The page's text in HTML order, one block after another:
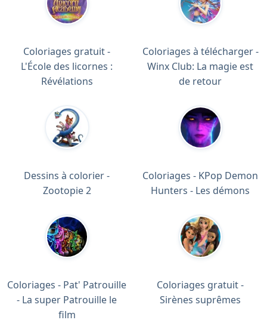
Coloriages gratuit -
L'École des licornes :
Révélations
Coloriages à télécharger -
Winx Club: La magie est
de retour
Dessins à colorier -
Zootopie 2
Coloriages - KPop Demon
Hunters - Les démons
Coloriages - Pat' Patrouille
- La super Patrouille le
film
Coloriages gratuit -
Sirènes suprêmes